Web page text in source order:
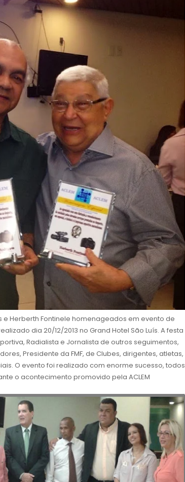
e Herberth Fontinele homenageados em evento de
dia 20/12/2013 no Grand Hotel São Luís. A festa
Radialista e Jornalista de outros seguimentos,
Presidente da FMF, de Clubes, dirigentes, atletas,
O evento foi realizado com enorme sucesso, todos
o acontecimento promovido pela ACLEM